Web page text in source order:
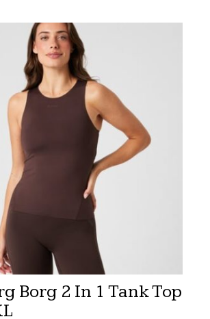
Borg 2 In 1 Tank Top